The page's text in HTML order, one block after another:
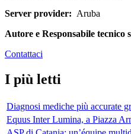
Server provider: Aruba
Autore e Responsabile tecnico
Contattaci
I più letti
Diagnosi mediche più accurate
Equus Inter Lumina, a Piazza